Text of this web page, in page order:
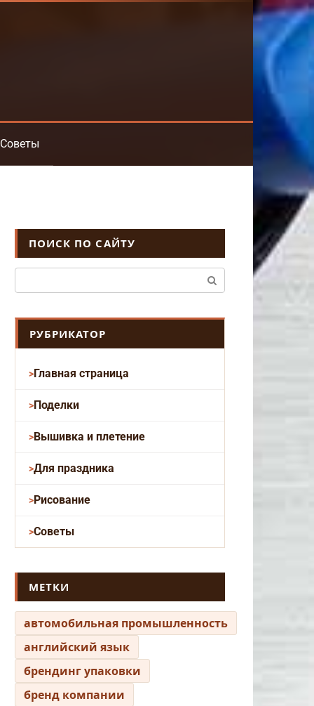
Советы
ПОИСК ПО САЙТУ
РУБРИКАТОР
Главная страница
Поделки
Вышивка и плетение
Для праздника
Рисование
Советы
МЕТКИ
автомобильная промышленность
английский язык
брендинг упаковки
бренд компании